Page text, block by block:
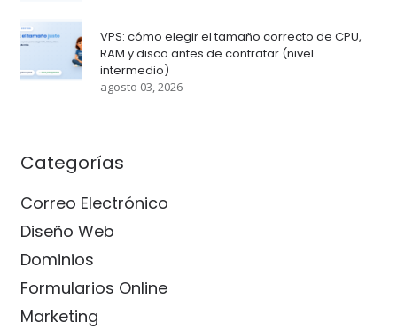
VPS: cómo elegir el tamaño correcto de CPU,
RAM y disco antes de contratar (nivel
intermedio)
agosto 03, 2026
Categorías
Correo Electrónico
Diseño Web
Dominios
Formularios Online
Marketing